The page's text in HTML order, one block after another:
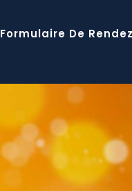
Formulaire De